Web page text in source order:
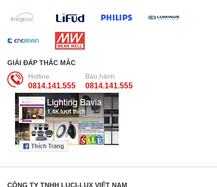
GIẢI ĐÁP THẮC MẮC
Hotline
0814.141.555
Bảo hành
0814.141.555
CÔNG TY TNHH LUCI-LUX VIỆT NAM